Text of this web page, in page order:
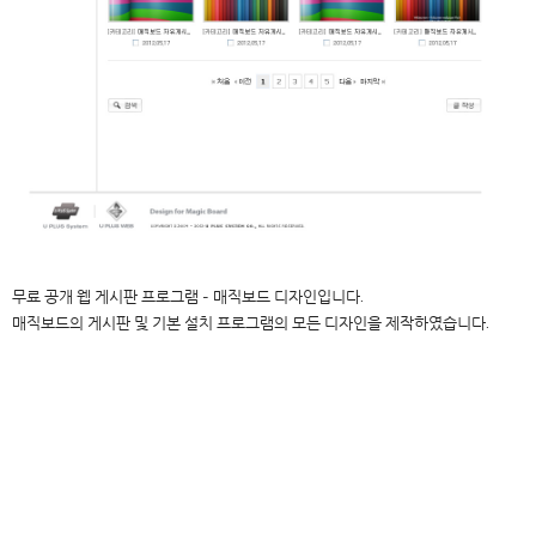
무료 공개 웹 게시판 프로그램 - 매직보드 디자인입니다.
매직보드의 게시판 및 기본 설치 프로그램의 모든 디자인을 제작하였습니다.